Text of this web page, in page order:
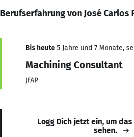
Berufserfahrung von José Carlos
Bis heute 5 Jahre und 7 Monate,
Machining Consultant
JFAP
Logg Dich jetzt ein, um
sehen.